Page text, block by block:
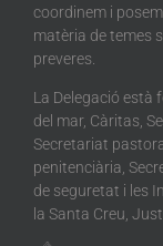
coordinem i
matèria de temes
preveres.
La Delegació està
del mar, Càritas,
Secretariat
penitenciària,
de seguretat i les
la Santa Creu,